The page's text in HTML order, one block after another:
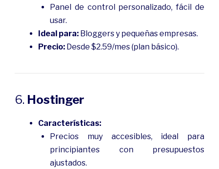
Panel de control personalizado, fácil de
usar.
Ideal para: Bloggers y pequeñas empresas.
Precio: Desde $2.59/mes (plan básico).
6. Hostinger
Características:
Precios muy accesibles, ideal para
principiantes con presupuestos
ajustados.